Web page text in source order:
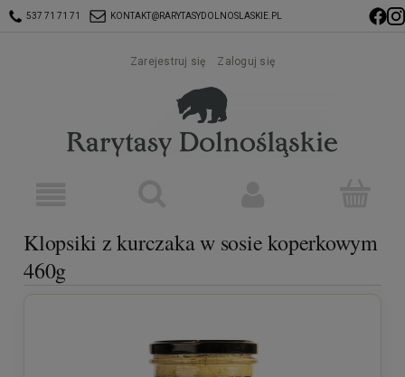
537 71 71 71 KONTAKT@RARYTASYDOLNOSLASKIE.PL
Zarejestruj się Zaloguj się
Klopsiki z kurczaka w sosie koperkowym
460g